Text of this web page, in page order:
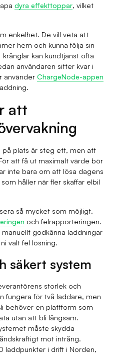
dyra effekttoppar, vilket
enkelhet. De vill veta att
hem och kunna följa sin
kan kundtjänst ofta
användaren sitter kvar i
använderChargeNode-appen
att
på plats är steg ett, men att
att få ut maximalt värde bör
inte bara om att lösa dagens
håller när fler skaffar elbil
så mycket som möjligt.
och felrapporteringen.
godkänna laddningar
valt fel lösning.
säkert system
storlek och
fungera för två laddare, men
behöver en plattform som
utan att bli långsam.
måste skydda
mot intrång.
laddpunkter i drift i Norden,